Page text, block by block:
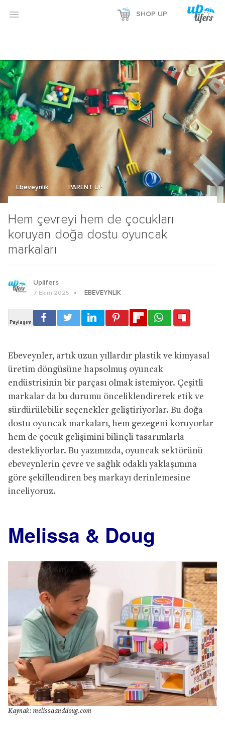
Reklamı Göster
Reklamı Gizle
 SHOP UP
Hem çevreyi hem de çocukları
koruyan doğa dostu oyuncak
markaları
Ebeveynlik PARENT UP
Uplifers
7 Ekim 2025 EBEVEYNLIK
Ebeveynler, artık uzun yıllardır plastik ve kimyasal
üretim döngüsüne hapsolmuş oyuncak
endüstrisinin bir parçası olmak istemiyor. Çeşitli
markalar da bu durumu önceliklendirerek etik ve
sürdürülebilir seçenekler geliştiriyorlar. Bu doğa
dostu oyuncak markaları, hem gezegeni koruyorlar
hem de çocuk gelişimini bilinçli tasarımlarla
destekliyorlar. Bu yazımızda, oyuncak sektörünü
ebeveynlerin çevre ve sağlık odaklı yaklaşımına
göre şekillendiren beş markayı derinlemesine
inceliyoruz.
Melissa & Doug
Kaynak: melissaanddoug.com